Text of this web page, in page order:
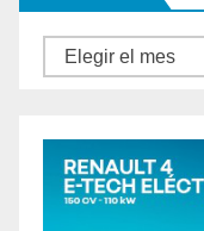
Archivos